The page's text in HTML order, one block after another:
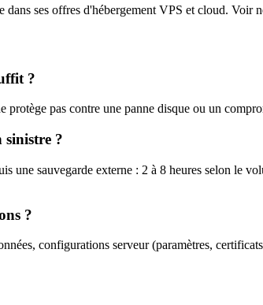
ses offres d'hébergement VPS et cloud. Voir
?
pas contre une panne disque ou un
sinistre ?
une sauvegarde externe : 2 à 8 heures selon le
?
configurations serveur (paramètres,